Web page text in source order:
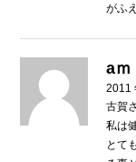
がふ
aｍ
2011
古賀
私は
とて